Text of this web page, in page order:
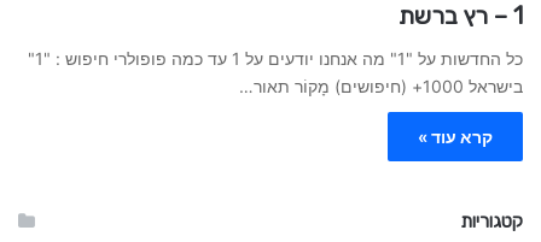
1 – רץ ברשת
כל החדשות על "1" מה אנחנו יודעים על 1 עד כמה פופולרי חיפוש : "1"
בישראל 1000+ (חיפושים) מָקוֹר תאור…
קרא עוד »
קטגוריות